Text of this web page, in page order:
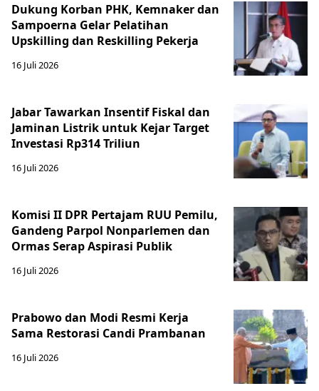
Dukung Korban PHK, Kemnaker dan
Sampoerna Gelar Pelatihan
Upskilling dan Reskilling Pekerja
16 Juli 2026
Jabar Tawarkan Insentif Fiskal dan
Jaminan Listrik untuk Kejar Target
Investasi Rp314 Triliun
16 Juli 2026
Komisi II DPR Pertajam RUU Pemilu,
Gandeng Parpol Nonparlemen dan
Ormas Serap Aspirasi Publik
16 Juli 2026
Prabowo dan Modi Resmi Kerja
Sama Restorasi Candi Prambanan
16 Juli 2026